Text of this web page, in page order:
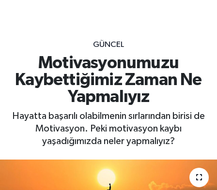
GÜNCEL
Motivasyonumuzu
Kaybettiğimiz Zaman Ne
Yapmalıyız
Hayatta başarılı olabilmenin sırlarından birisi de
Motivasyon. Peki motivasyon kaybı
yaşadığımızda neler yapmalıyız?